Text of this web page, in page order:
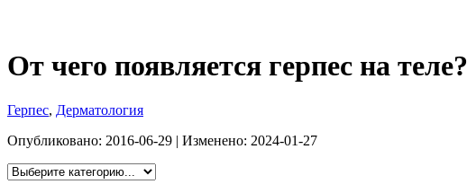
От чего появляется герпес на теле?
Герпес, Дерматология
Опубликовано: 2016-06-29 | Изменено: 2024-01-27